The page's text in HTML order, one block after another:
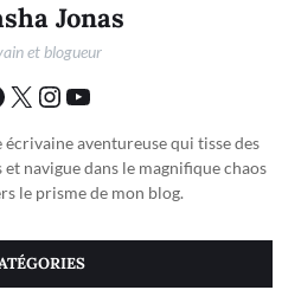
Jonas
et blogueur
écrivaine aventureuse qui tisse des
navigue dans le magnifique chaos
le prisme de mon blog.